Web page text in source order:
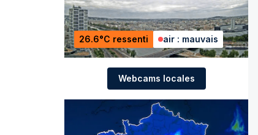
26.6°C ressenti air : mauvais
Webcams locales